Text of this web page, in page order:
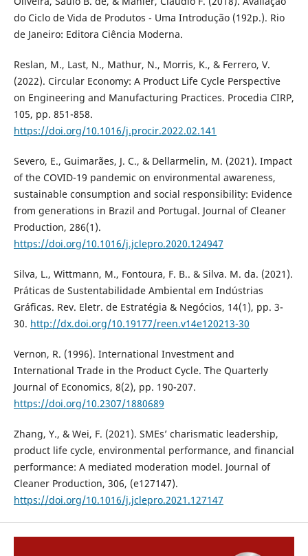
do Ciclo de Vida de Produtos - Uma Introdução (192p.). Rio
de Janeiro: Editora Ciência Moderna.
Reslan, M., Last, N., Mathur, N., Morris, K., & Ferrero, V.
(2022). Circular Economy: A Product Life Cycle Perspective
on Engineering and Manufacturing Practices. Procedia CIRP,
105, pp. 851-858.
https://doi.org/10.1016/j.procir.2022.02.141
Severo, E., Guimarães, J. C., & Dellarmelin, M. (2021). Impact
of the COVID-19 pandemic on environmental awareness,
sustainable consumption and social responsibility: Evidence
from generations in Brazil and Portugal. Journal of Cleaner
Production, 286(1).
https://doi.org/10.1016/j.jclepro.2020.124947
Silva, L., Wittmann, M., Fontoura, F. B.. & Silva. M. da. (2021).
Práticas de Sustentabilidade Ambiental em Indústrias
Gráficas. Rev. Eletr. de Estratégia & Negócios, 14(1), pp. 3-
30. http://dx.doi.org/10.19177/reen.v14e120213-30
Vernon, R. (1996). International Investment and
International Trade in the Product Cycle. The Quarterly
Journal of Economics, 8(2), pp. 190-207.
https://doi.org/10.2307/1880689
Zhang, Y., & Wei, F. (2021). SMEs’ charismatic leadership,
product life cycle, environmental performance, and financial
performance: A mediated moderation model. Journal of
Cleaner Production, 306, (e127147).
https://doi.org/10.1016/j.jclepro.2021.127147